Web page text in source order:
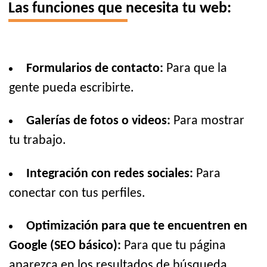
Las funciones que necesita tu web:
Formularios de contacto: Para que la
gente pueda escribirte.
Galerías de fotos o videos: Para mostrar
tu trabajo.
Integración con redes sociales: Para
conectar con tus perfiles.
Optimización para que te encuentren en
Google (SEO básico): Para que tu página